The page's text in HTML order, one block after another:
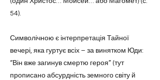
54).
Символічною є інтерпретація Тайної
вечері, яка гуртує всіх – за винятком Юди:
“Він вже загинув смертю героя” (тут
прописано абсурдність земного світу й